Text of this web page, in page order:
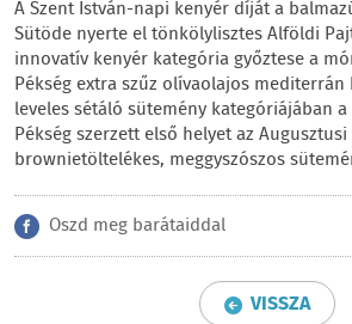
A Szent István-napi kenyér díját a
Sütöde nyerte el tönkölylisztes Alföldi
innovatív kenyér kategória győztese a
Pékség extra szűz olívaolajos
leveles sétáló sütemény kategóriájában
Pékség szerzett első helyet az
brownietöltelékes, meggyszószos
Oszd meg barátaiddal
VISSZA